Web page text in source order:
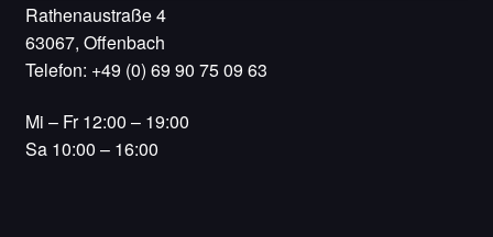
Rathenaustraße 4
63067, Offenbach
Telefon: +49 (0) 69 90 75 09 63
Mi – Fr 12:00 – 19:00
Sa 10:00 – 16:00